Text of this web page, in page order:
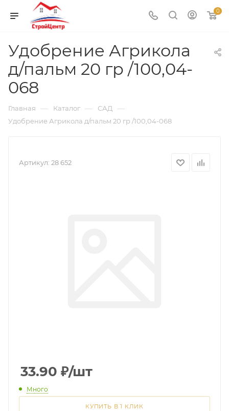
0
Удобрение Агрикола
д/пальм 20 гр /100,04-
068
Главная — Каталог — САД —
Удобрение Агрикола д/пальм 20 гр /100,04-068
Артикул: 28 652
33.90 ₽/шт
Много
КУПИТЬ В 1 КЛИК